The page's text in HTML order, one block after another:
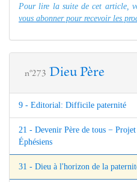
Pour lire la suite de cet article,
vous abonner pour recevoir les
n°273 Dieu Père
9 - Editorial: Difficile paternité
21 - Devenir Père de tous −
Éphésiens
31 - Dieu à l'horizon de la